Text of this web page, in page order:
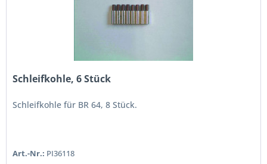
Schleifkohle, 6 Stück
Schleifkohle für BR 64, 8 Stück.
Art.-Nr.: PI36118